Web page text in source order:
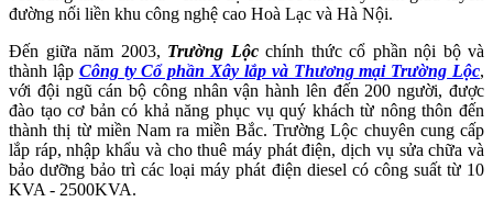
đường nối liền khu công nghệ cao Hoà Lạc và Hà Nội.
Đến giữa năm 2003, Trường Lộcchính thức cổ phần nội bộ và
thành lập Công ty Cổ phần Xây lắp và Thương mại Trường Lộc,
với đội ngũ cán bộ công nhân vận hành lên đến 200 người, được
đào tạo cơ bản có khả năng phục vụ quý khách từ nông thôn đến
thành thị từ miền Nam ra miền Bắc. Trường Lộc chuyên cung cấp
lắp ráp, nhập khẩu và cho thuê máy phát điện, dịch vụ sửa chữa và
bảo dưỡng bảo trì các loại máy phát điện diesel có công suất từ 10
KVA - 2500KVA.